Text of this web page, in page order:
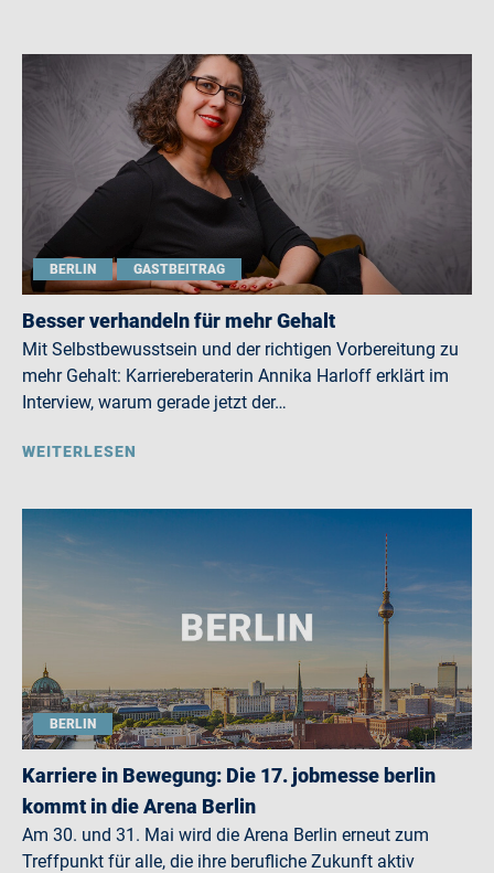
BERLIN GASTBEITRAG
Besser verhandeln für mehr Gehalt
Mit Selbstbewusstsein und der richtigen Vorbereitung zu
mehr Gehalt: Karriereberaterin Annika Harloff erklärt im
Interview, warum gerade jetzt der…
WEITERLESEN
BERLIN
Karriere in Bewegung: Die 17. jobmesse berlin
kommt in die Arena Berlin
Am 30. und 31. Mai wird die Arena Berlin erneut zum
Treffpunkt für alle, die ihre berufliche Zukunft aktiv